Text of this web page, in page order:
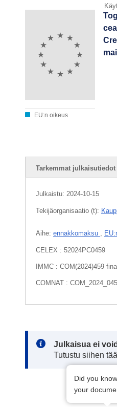
EU:n oikeus
Tarkemmat julkaisutiedot
Julkaistu: 2024-10-15
Tekijäorganisaatio (t):
Aihe: ennakkomaksu ,
CELEX : 52024PC0459
IMMC : COM(2024)459 final
COMNAT :
Note:
Julkaisua ei
Tutustu siihen
Did you
your